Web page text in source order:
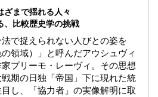
ざまで揺れる人々
、比較歴史学の挑戦
法で捉えられない人びとの姿を
の領域）」と呼んだアウシュヴィ
プリーモ・レーヴィ。その思想
期の日独「帝国」下に現れた統
し、「協力者」の実像解明に取